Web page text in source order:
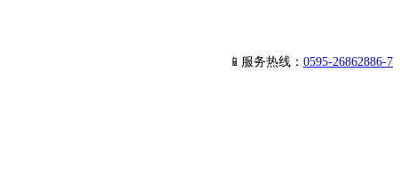
📱服务热线： 0595-26862886-7